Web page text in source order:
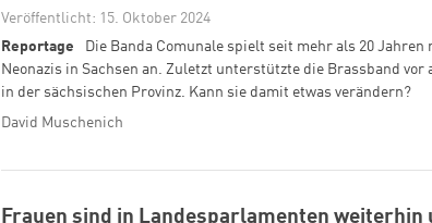
Veröffentlicht: 15. Oktober 2024
Reportage
Die Banda Comunale spielt seit mehr als 20
Neonazis in Sachsen an. Zuletzt unterstützte die Brassband
in der sächsischen Provinz. Kann sie damit etwas verändern?
David Muschenich
Frauen sind in Landesparlamenten